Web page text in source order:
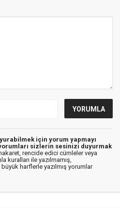
için yorum yapmayı
sizlerin sesinizi duyurmak
rencide edici cümleler veya
kuralları ile yazılmamış,
harflerle yazılmış yorumlar